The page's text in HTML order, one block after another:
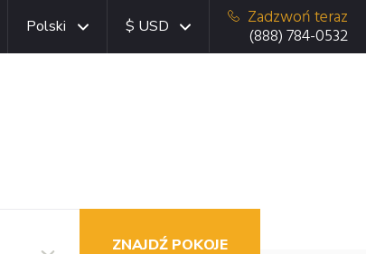
Polski $ USD
Zadzwoń teraz
(888) 784-0532
ZNAJDŹ POKOJE